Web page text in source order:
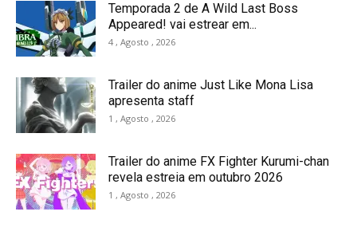
Temporada 2 de A Wild Last Boss
Appeared! vai estrear em...
4 , Agosto , 2026
Trailer do anime Just Like Mona Lisa
apresenta staff
1 , Agosto , 2026
Trailer do anime FX Fighter Kurumi-chan
revela estreia em outubro 2026
1 , Agosto , 2026